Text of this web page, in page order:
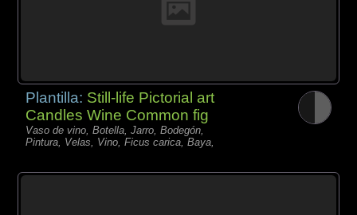
Plantilla: Still-life Pictorial art
Candles Wine Common fig
Vaso de vino, Botella, Jarro, Bodegón,
Pintura, Velas, Vino, Ficus carica, Baya,